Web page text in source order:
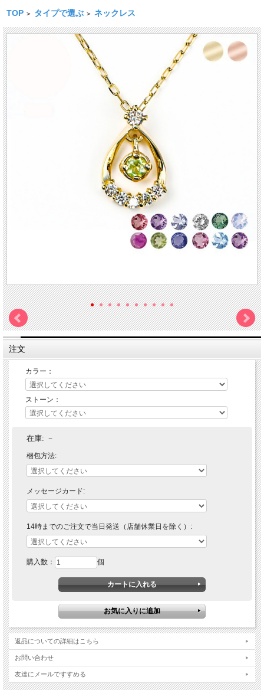
TOP > タイプで選ぶ > ネックレス
注文
カラー：
ストーン：
在庫: －
梱包方法:
メッセージカード:
14時までのご注文で当日発送（店舗休業日を除く）:
購入数： 個
返品についての詳細はこちら
お問い合わせ
友達にメールですすめる